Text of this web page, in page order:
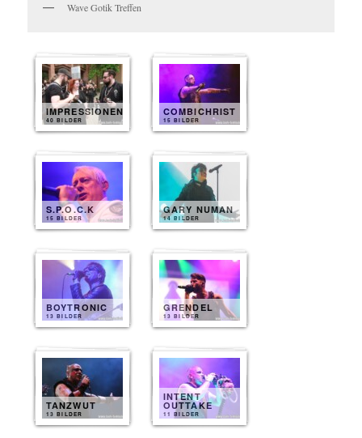
Wave Gotik Treffen
IMPRESSIONEN
40 BILDER
COMBICHRIST
15 BILDER
S.P.O.C.K
15 BILDER
GARY NUMAN
14 BILDER
BOYTRONIC
13 BILDER
GRENDEL
13 BILDER
TANZWUT
13 BILDER
INTENT
OUTTAKE
11 BILDER